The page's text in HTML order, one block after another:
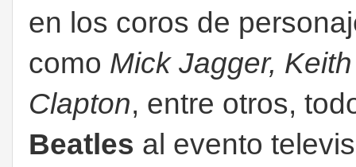
en los coros de
como Mick Jagger,
Clapton, entre otros,
Beatles al evento